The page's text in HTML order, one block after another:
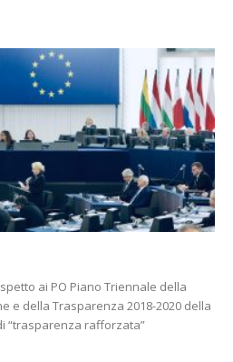
ai PO Piano Triennale della
e della Trasparenza 2018-2020 della
“trasparenza rafforzata”